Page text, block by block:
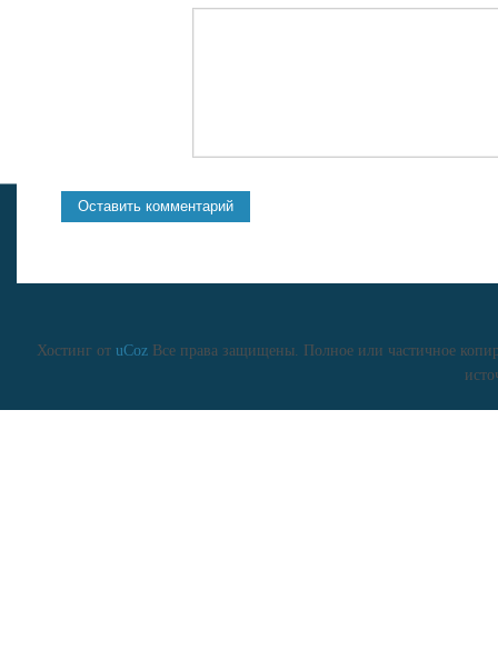
Хостинг от uCozВсе права защищены. Полное или частичное